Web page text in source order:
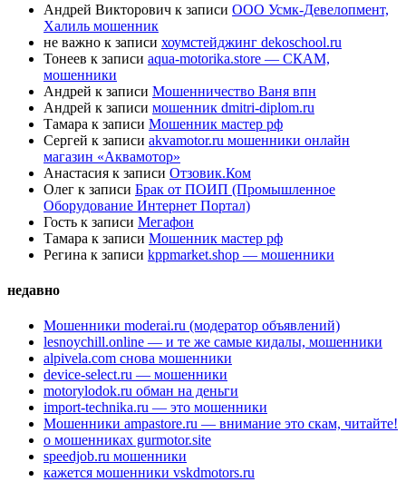
Андрей Викторович к записи ООО Усмк-Девелопмент,
Халиль мошенник
не важно к записи хоумстейджинг dekoschool.ru
Тонеев к записи aqua-motorika.store — СКАМ,
мошенники
Андрей к записи Мошенничество Ваня впн
Андрей к записи мошенник dmitri-diplom.ru
Тамара к записи Мошенник мастер рф
Сергей к записи akvamotor.ru мошенники онлайн
магазин «Аквамотор»
Анастасия к записи Отзовик.Ком
Олег к записи Брак от ПОИП (Промышленное
Оборудование Интернет Портал)
Гость к записи Мегафон
Тамара к записи Мошенник мастер рф
Регина к записи kppmarket.shop — мошенники
недавно
Мошенники moderai.ru (модератор объявлений)
lesnoychill.online — и те же самые кидалы, мошенники
alpivela.com снова мошенники
device-select.ru — мошенники
motorylodok.ru обман на деньги
import-technika.ru — это мошенники
Мошенники ampastore.ru — внимание это скам, читайте!
о мошенниках gurmotor.site
speedjob.ru мошенники
кажется мошенники vskdmotors.ru